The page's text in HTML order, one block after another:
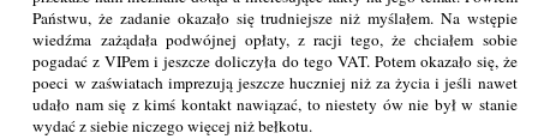
Państwu, że zadanie okazało się trudniejsze niż myślałem. Na wstępie
wiedźma zażądała podwójnej opłaty, z racji tego, że chciałem sobie
pogadać z VIPem i jeszcze doliczyła do tego VAT. Potem okazało się, że
poeci w zaświatach imprezują jeszcze huczniej niż za życia i jeśli nawet
udało nam się z kimś kontakt nawiązać, to niestety ów nie był w stanie
wydać z siebie niczego więcej niż bełkotu.